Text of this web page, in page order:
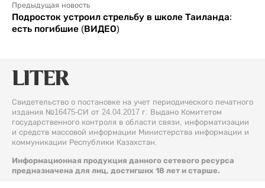
Предыдущая новость
Подросток устроил стрельбу в школе Таиланда:
есть погибшие (ВИДЕО)
Свидетельство о постановке на учет периодического печатного
издания №16475-СИ от 24.04.2017 г. Выдано Комитетом
государственного контроля в области связи, информатизации
и средств массовой информации Министерства информации и
коммуникации Республики Казахстан.
Информационная продукция данного сетевого ресурса
предназначена для лиц, достигших 18 лет и старше.